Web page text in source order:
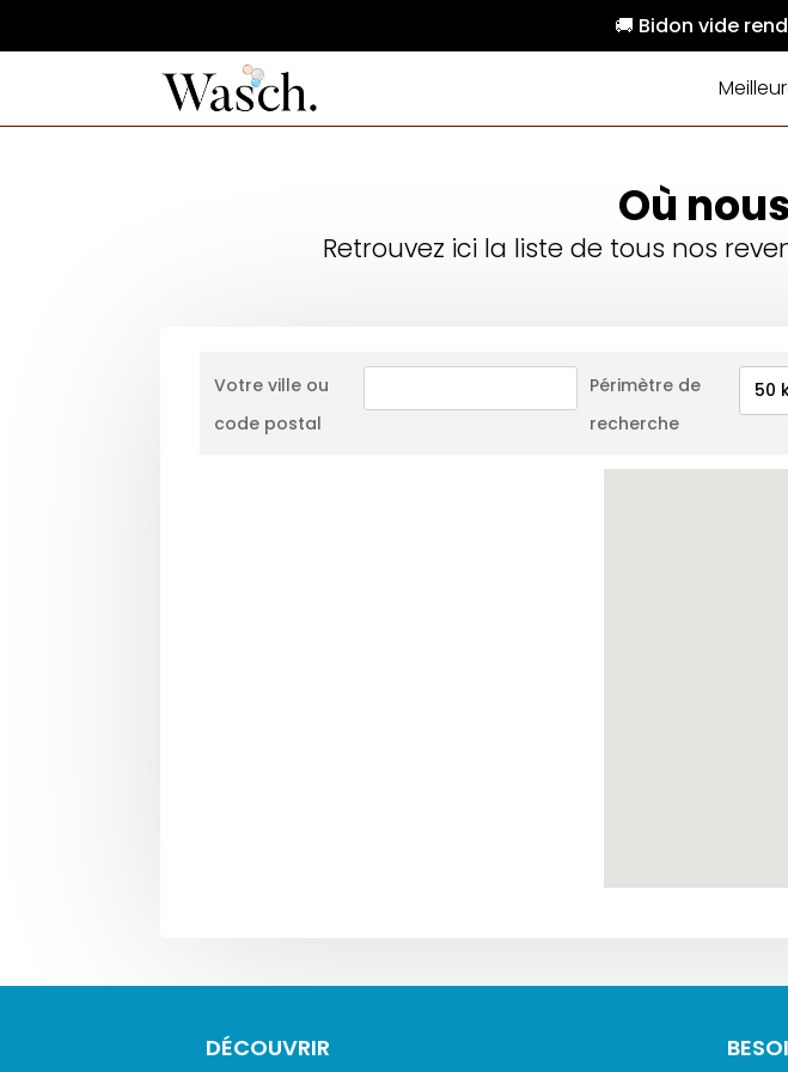
🚚 Bidon vide
Où
Retrouvez ici la liste de tous nos
Votre ville ou
code postal
Périmètre de
recherche
50
DÉCOUVRIR